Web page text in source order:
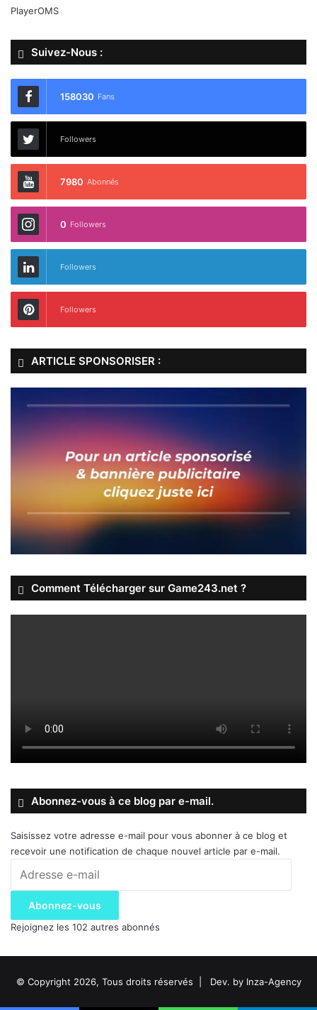
PlayerOMS
Suivez-Nous :
158030 Fans
Followers
7980 Abonnés
0 Followers
Followers
Followers
ARTICLE SPONSORISER :
Comment Télécharger sur Game243.net ?
Abonnez-vous à ce blog par e-mail.
Saisissez votre adresse e-mail pour vous abonner à ce blog et
recevoir une notification de chaque nouvel article par e-mail.
Abonnez-vous
Rejoignez les 102 autres abonnés
© Copyright 2026, Tous droits réservés | Dev. by Inza-Agency